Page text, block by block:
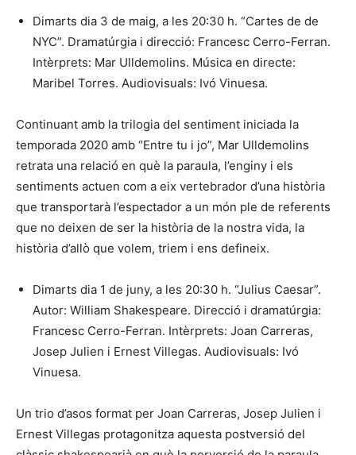
Dimarts dia 3 de maig, a les 20:30 h. “Cartes de de
NYC”. Dramatúrgia i direcció: Francesc Cerro-Ferran.
Intèrprets: Mar Ulldemolins. Música en directe:
Maribel Torres. Audiovisuals: Ivó Vinuesa.
Continuant amb la trilogia del sentiment iniciada la
temporada 2020 amb “Entre tu i jo”, Mar Ulldemolins
retrata una relació en què la paraula, l’enginy i els
sentiments actuen com a eix vertebrador d’una història
que transportarà l’espectador a un món ple de referents
que no deixen de ser la història de la nostra vida, la
història d’allò que volem, triem i ens defineix.
Dimarts dia 1 de juny, a les 20:30 h. “Julius Caesar”.
Autor: William Shakespeare. Direcció i dramatúrgia:
Francesc Cerro-Ferran. Intèrprets: Joan Carreras,
Josep Julien i Ernest Villegas. Audiovisuals: Ivó
Vinuesa.
Un trio d’asos format per Joan Carreras, Josep Julien i
Ernest Villegas protagonitza aquesta postversió del